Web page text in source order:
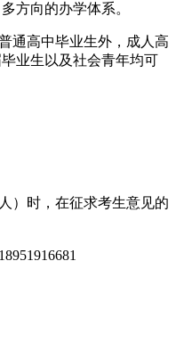
方向的办学体系。
通高中毕业生外，成人高
业生以及社会青年均可
）时，在征求考生意见的
18951916681